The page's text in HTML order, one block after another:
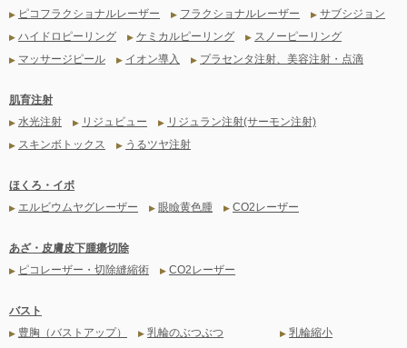
▶ ピコフラクショナルレーザー ▶ フラクショナルレーザー ▶ サブシジョン
▶ ハイドロピーリング ▶ ケミカルピーリング ▶ スノーピーリング
▶ マッサージピール ▶ イオン導入 ▶ プラセンタ注射、美容注射・点滴
肌育注射
▶ 水光注射 ▶ リジュビュー ▶ リジュラン注射(サーモン注射)
▶ スキンボトックス ▶ うるツヤ注射
ほくろ・イボ
▶ エルビウムヤグレーザー ▶ 眼瞼黄色腫 ▶ CO2レーザー
あざ・皮膚皮下腫瘍切除
▶ ピコレーザー・切除縫縮術 ▶ CO2レーザー
バスト
▶ 豊胸（バストアップ） ▶ 乳輪のぶつぶつ
▶ 乳輪縮小